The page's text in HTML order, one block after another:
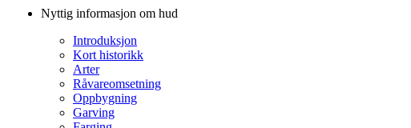
Nyttig informasjon om hud
Introduksjon
Kort historikk
Arter
Råvareomsetning
Oppbygning
Garving